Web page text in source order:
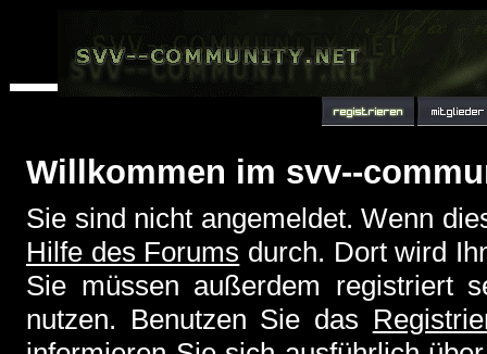
Willkommen im svv--
Sie sind nicht angemeldet. Wenn
Hilfe des Forums durch. Dort wird
Sie müssen außerdem registriert
nutzen. Benutzen Sie das